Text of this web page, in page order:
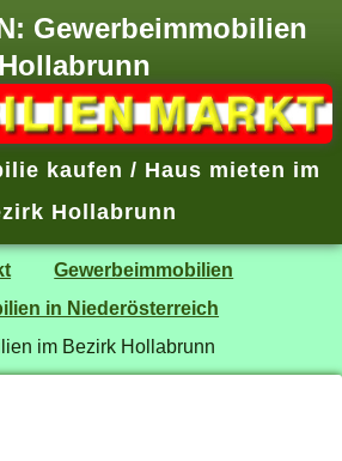
Gewerbeimmobilien
Hollabrunn
kaufen / Haus mieten im
Hollabrunn
Gewerbeimmobilien
in Niederösterreich
im Bezirk Hollabrunn